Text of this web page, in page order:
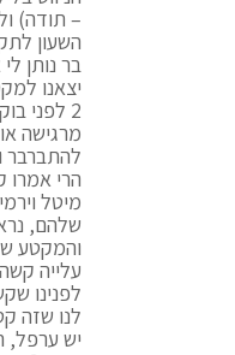
– תודה)
השעון
בר נותן
יצאנו
2 לפני
מרגישה
להתברבר
הרי
מיטל
שלהם,
והמקטע
לפנינו
לנו שזה
יש ערפל,